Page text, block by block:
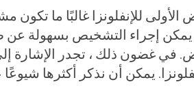
الأولى للإنفلونزا غالبًا ما
إجراء التشخيص بسهولة عن
في غضون ذلك ، تجدر الإشارة
يمكن أن نذكر أكثرها شيوعًا